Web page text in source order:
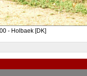
- Holbaek [DK]